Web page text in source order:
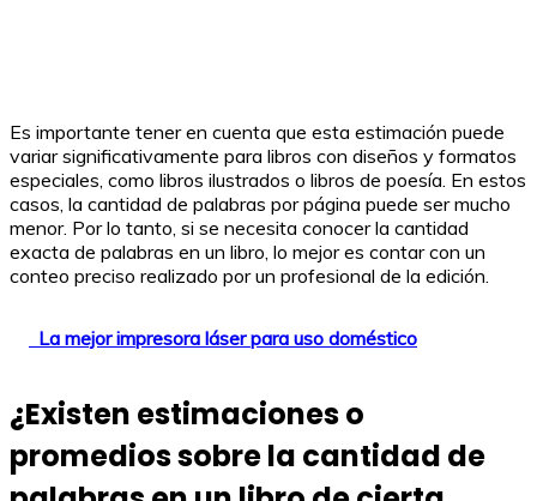
Es importante tener en cuenta que esta estimación puede
variar significativamente para libros con diseños y formatos
especiales, como libros ilustrados o libros de poesía. En estos
casos, la cantidad de palabras por página puede ser mucho
menor. Por lo tanto, si se necesita conocer la cantidad
exacta de palabras en un libro, lo mejor es contar con un
conteo preciso realizado por un profesional de la edición.
La mejor impresora láser para uso doméstico
¿Existen estimaciones o
promedios sobre la cantidad de